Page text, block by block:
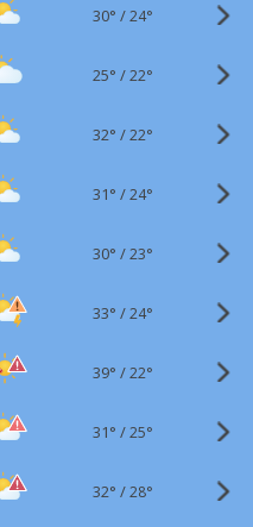
30° /24°
25° /22°
32° /22°
31° /24°
30° /23°
33° /24°
39° /22°
31° /25°
32° /28°